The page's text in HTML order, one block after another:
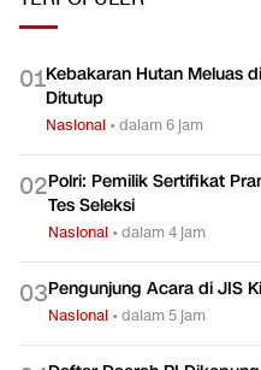
01Kebakaran Hutan Meluas
Ditutup
Nasional •dalam 6 jam
02Polri: Pemilik Sertifikat
Tes Seleksi
Nasional •dalam 4 jam
03Pengunjung Acara di JIS
Nasional •dalam 5 jam